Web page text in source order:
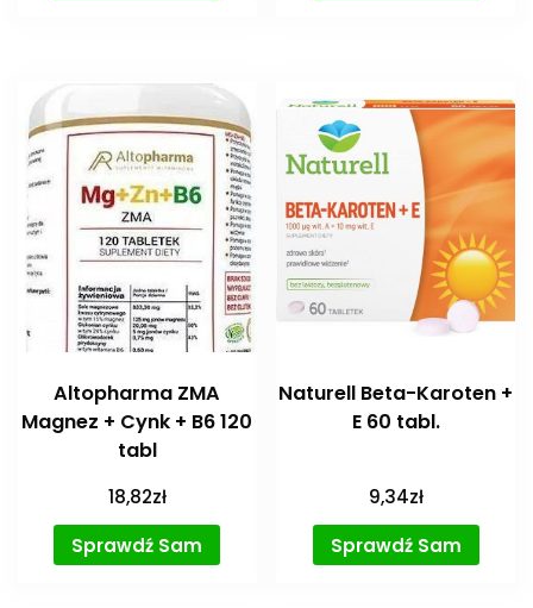
Altopharma ZMA
Magnez + Cynk + B6 120
tabl
18,82zł
Sprawdź Sam
Naturell Beta-Karoten +
E 60 tabl.
9,34zł
Sprawdź Sam